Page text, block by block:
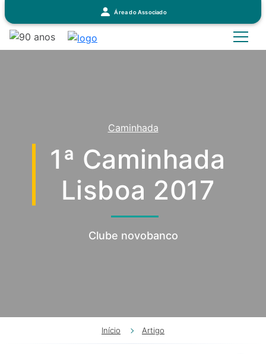
Área do Associado
Caminhada
1ª Caminhada
Lisboa 2017
Clube novobanco
Início Artigo